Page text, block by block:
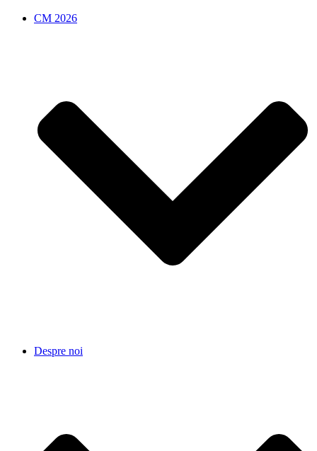
CM 2026
Despre noi